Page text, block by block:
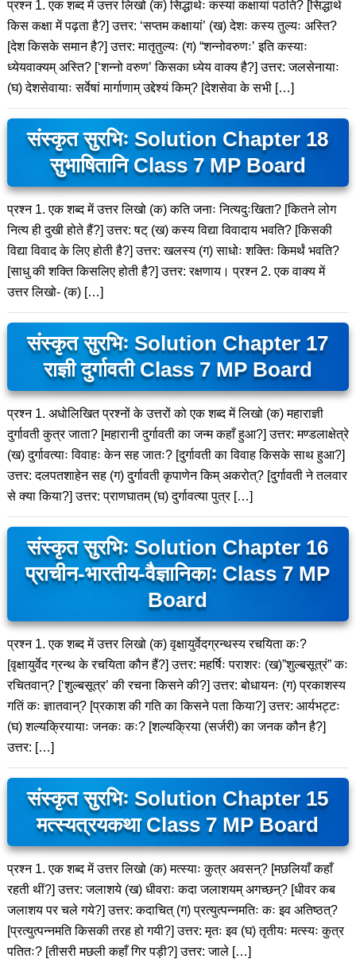
प्रश्न 1. एक शब्द में उत्तर लिखो (क) सिद्धार्थः कस्यां कक्षायां पठति? [सिद्धार्थ
किस कक्षा में पढ़ता है?] उत्तर: ‘सप्तम कक्षायां’ (ख) देशः कस्य तुल्यः अस्ति?
[देश किसके समान है?] उत्तर: मातृतुल्यः (ग) “शन्नोवरुणः’ इति कस्याः
ध्येयवाक्यम् अस्ति? [‘शन्नो वरुण’ किसका ध्येय वाक्य है?] उत्तर: जलसेनायाः
(घ) देशसेवायाः सर्वेषां मार्गाणाम् उद्देश्यं किम्? [देशसेवा के सभी […]
संस्कृत सुरभिः Solution Chapter 18
सुभाषितानि Class 7 MP Board
प्रश्न 1. एक शब्द में उत्तर लिखो (क) कति जनाः नित्यदुःखिता? [कितने लोग
नित्य ही दुखी होते हैं?] उत्तर: षट् (ख) कस्य विद्या विवादाय भवति? [किसकी
विद्या विवाद के लिए होती है?] उत्तर: खलस्य (ग) साधोः शक्तिः किमर्थं भवति?
[साधु की शक्ति किसलिए होती है?] उत्तर: रक्षणाय। प्रश्न 2. एक वाक्य में
उत्तर लिखो- (क) […]
संस्कृत सुरभिः Solution Chapter 17
राज्ञी दुर्गावती Class 7 MP Board
प्रश्न 1. अधोलिखित प्रश्नों के उत्तरों को एक शब्द में लिखो (क) महाराज्ञी
दुर्गावती कुत्र जाता? [महारानी दुर्गावती का जन्म कहाँ हुआ?] उत्तर: मण्डलाक्षेत्रे
(ख) दुर्गावत्याः विवाहः केन सह जातः? [दुर्गावती का विवाह किसके साथ हुआ?]
उत्तर: दलपतशाहेन सह (ग) दुर्गावती कृपाणेन किम् अकरोत्? [दुर्गावती ने तलवार
से क्या किया?] उत्तर: प्राणघातम् (घ) दुर्गावत्या पुत्र […]
संस्कृत सुरभिः Solution Chapter 16
प्राचीन-भारतीय-वैज्ञानिकाः Class 7 MP
Board
प्रश्न 1. एक शब्द में उत्तर लिखो (क) वृक्षायुर्वेदग्रन्थस्य रचयिता कः?
[वृक्षायुर्वेद ग्रन्थ के रचयिता कौन हैं?] उत्तर: महर्षिः पराशरः (ख)”शुल्बसूत्रं” कः
रचितवान्? [‘शुल्बसूत्र’ की रचना किसने की?] उत्तर: बोधायनः (ग) प्रकाशस्य
गतिं कः ज्ञातवान्? [प्रकाश की गति का किसने पता किया?] उत्तर: आर्यभट्टः
(घ) शल्यक्रियायाः जनकः कः? [शल्यक्रिया (सर्जरी) का जनक कौन है?]
उत्तर: […]
संस्कृत सुरभिः Solution Chapter 15
मत्स्यत्रयकथा Class 7 MP Board
प्रश्न 1. एक शब्द में उत्तर लिखो (क) मत्स्याः कुत्र अवसन्? [मछलियाँ कहाँ
रहती थीं?] उत्तर: जलाशये (ख) धीवराः कदा जलाशयम् अगच्छन्? [धीवर कब
जलाशय पर चले गये?] उत्तर: कदाचित् (ग) प्रत्युत्पन्नमतिः कः इव अतिष्ठत्?
[प्रत्युत्पन्नमति किसकी तरह हो गयी?] उत्तर: मृतः इव (घ) तृतीयः मत्स्यः कुत्र
पतितः? [तीसरी मछली कहाँ गिर पड़ी?] उत्तर: जाले […]